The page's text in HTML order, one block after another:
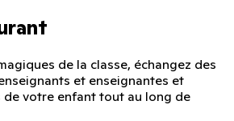
de la classe, échangez des
et enseignantes et
de votre enfant tout au long de